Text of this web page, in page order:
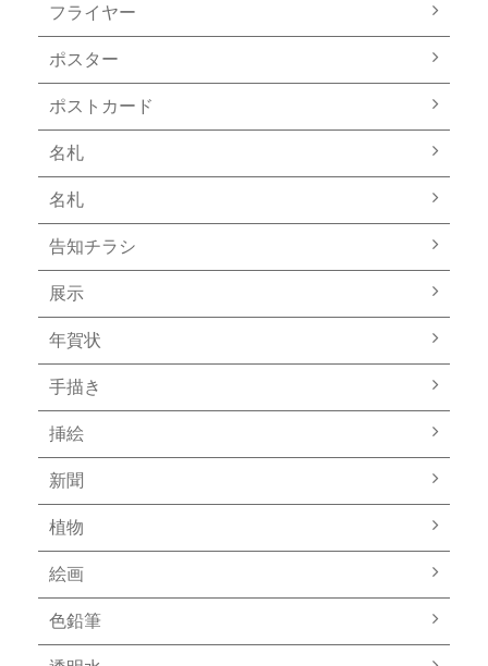
フライヤー
ポスター
ポストカード
名札
名札
告知チラシ
展示
年賀状
手描き
挿絵
新聞
植物
絵画
色鉛筆